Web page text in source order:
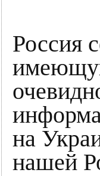
Россия
на
нашей